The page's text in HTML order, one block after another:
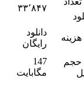
۳۳٬۸۴۷
رایگان
147
مگابایت